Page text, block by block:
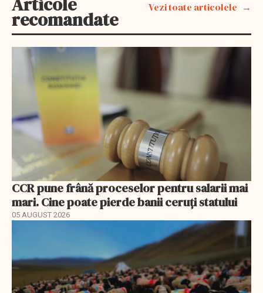
recomandate
Vezi toate articolele
CCR pune frână proceselor pentru salarii mai
mari. Cine poate pierde banii ceruți statului
05 AUGUST 2026